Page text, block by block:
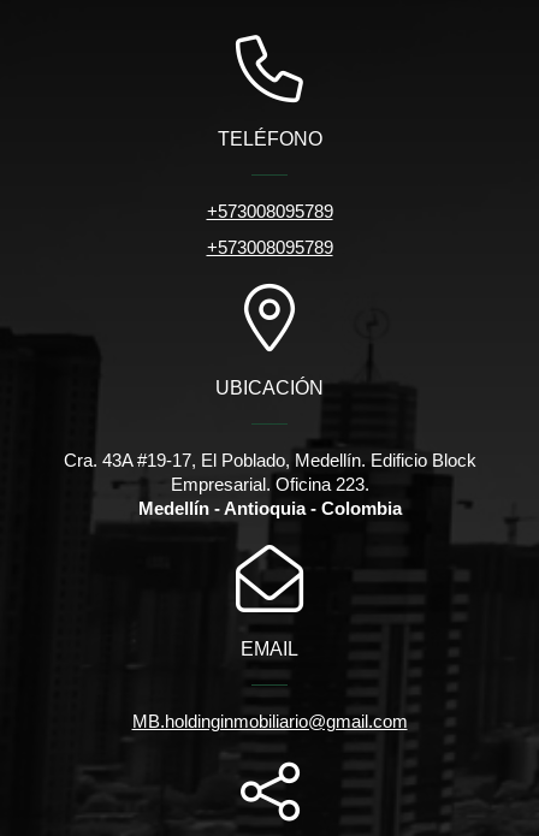
TELÉFONO
+573008095789
+573008095789
UBICACIÓN
Cra. 43A #19-17, El Poblado, Medellín. Edificio Block
Empresarial. Oficina 223.
Medellín - Antioquia - Colombia
EMAIL
MB.holdinginmobiliario@gmail.com